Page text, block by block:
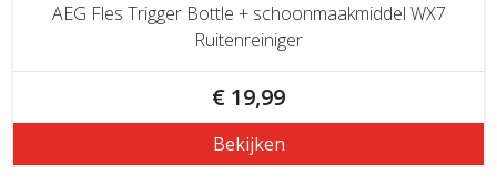
AEG Fles Trigger Bottle + schoonmaakmiddel WX7
Ruitenreiniger
€ 19,99
Bekijken